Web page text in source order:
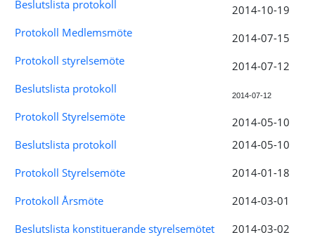
Beslutslista protokoll
2014-10-19
Protokoll Medlemsmöte
2014-07-15
Protokoll styrelsemöte
2014-07-12
Beslutslista protokoll
2014-07-12
Protokoll Styrelsemöte
2014-05-10
Beslutslista protokoll
2014-05-10
Protokoll Styrelsemöte
2014-01-18
Protokoll Årsmöte
2014-03-01
Beslutslista konstituerande styrelsemötet
2014-03-02